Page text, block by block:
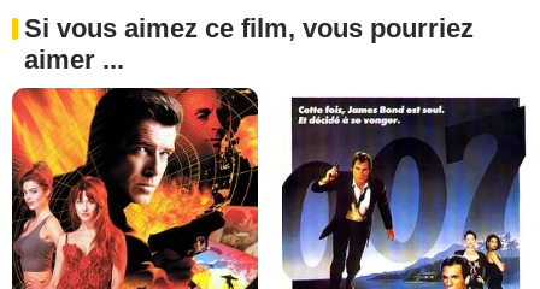
Si vous aimez ce film, vous pourriez
aimer ...